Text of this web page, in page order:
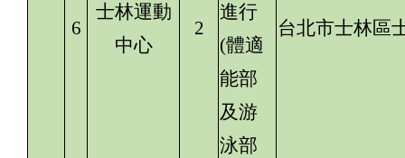
6
士林運動
中心
2
進行
(體適
能部
及游
泳部
台北市士林區